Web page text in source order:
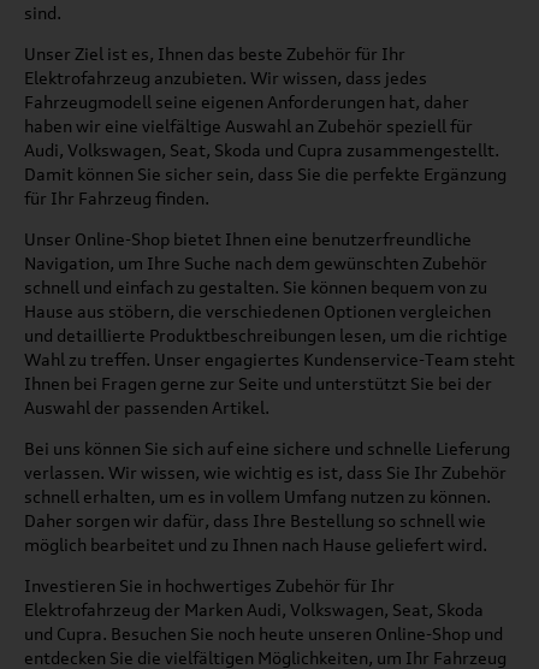
sind.
Unser Ziel ist es, Ihnen das beste Zubehör für Ihr
Elektrofahrzeug anzubieten. Wir wissen, dass jedes
Fahrzeugmodell seine eigenen Anforderungen hat, daher
haben wir eine vielfältige Auswahl an Zubehör speziell für
Audi, Volkswagen, Seat, Skoda und Cupra zusammengestellt.
Damit können Sie sicher sein, dass Sie die perfekte Ergänzung
für Ihr Fahrzeug finden.
Unser Online-Shop bietet Ihnen eine benutzerfreundliche
Navigation, um Ihre Suche nach dem gewünschten Zubehör
schnell und einfach zu gestalten. Sie können bequem von zu
Hause aus stöbern, die verschiedenen Optionen vergleichen
und detaillierte Produktbeschreibungen lesen, um die richtige
Wahl zu treffen. Unser engagiertes Kundenservice-Team steht
Ihnen bei Fragen gerne zur Seite und unterstützt Sie bei der
Auswahl der passenden Artikel.
Bei uns können Sie sich auf eine sichere und schnelle Lieferung
verlassen. Wir wissen, wie wichtig es ist, dass Sie Ihr Zubehör
schnell erhalten, um es in vollem Umfang nutzen zu können.
Daher sorgen wir dafür, dass Ihre Bestellung so schnell wie
möglich bearbeitet und zu Ihnen nach Hause geliefert wird.
Investieren Sie in hochwertiges Zubehör für Ihr
Elektrofahrzeug der Marken Audi, Volkswagen, Seat, Skoda
und Cupra. Besuchen Sie noch heute unseren Online-Shop und
entdecken Sie die vielfältigen Möglichkeiten, um Ihr Fahrzeug